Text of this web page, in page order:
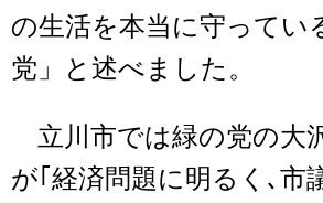
の生活を本当に守ってい
党」と述べました。
立川市では緑の党の大
が｢経済問題に明るく､市